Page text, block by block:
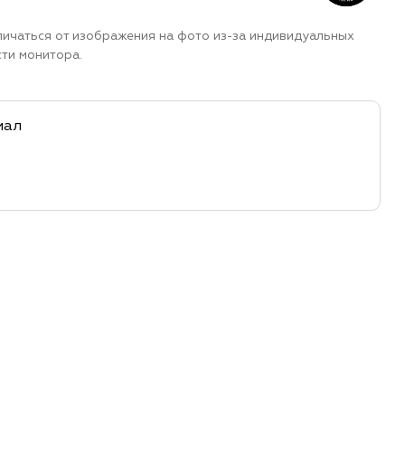
от изображения на фото из-за индивидуальных
монитора.